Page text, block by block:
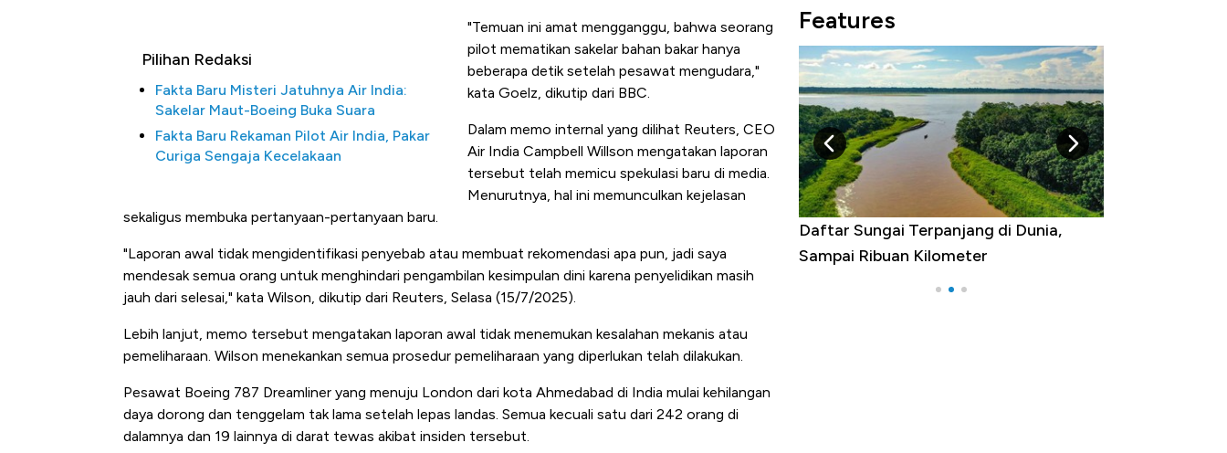
Pilihan Redaksi
Fakta Baru Misteri Jatuhnya Air India:
Sakelar Maut-Boeing Buka Suara
Fakta Baru Rekaman Pilot Air India, Pakar
Curiga Sengaja Kecelakaan
"Temuan ini amat mengganggu, bahwa seorang
pilot mematikan sakelar bahan bakar hanya
beberapa detik setelah pesawat mengudara,"
kata Goelz, dikutip dari BBC.
Dalam memo internal yang dilihat Reuters, CEO
Air India Campbell Willson mengatakan laporan
tersebut telah memicu spekulasi baru di media.
Menurutnya, hal ini memunculkan kejelasan
sekaligus membuka pertanyaan-pertanyaan baru.
"Laporan awal tidak mengidentifikasi penyebab atau membuat rekomendasi apa pun, jadi saya
mendesak semua orang untuk menghindari pengambilan kesimpulan dini karena penyelidikan masih
jauh dari selesai," kata Wilson, dikutip dari Reuters, Selasa (15/7/2025).
Lebih lanjut, memo tersebut mengatakan laporan awal tidak menemukan kesalahan mekanis atau
pemeliharaan. Wilson menekankan semua prosedur pemeliharaan yang diperlukan telah dilakukan.
Pesawat Boeing 787 Dreamliner yang menuju London dari kota Ahmedabad di India mulai kehilangan
daya dorong dan tenggelam tak lama setelah lepas landas. Semua kecuali satu dari 242 orang di
dalamnya dan 19 lainnya di darat tewas akibat insiden tersebut.
Features
di Jaman Dulu
Daftar Sungai Terpanjang di Dunia,
Sampai Ribuan Kilometer